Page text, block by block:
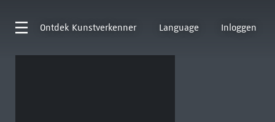
Ontdek Kunstverkenner Language Inloggen